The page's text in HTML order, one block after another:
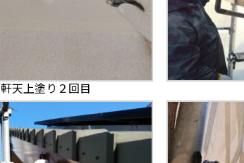
軒天上塗り２回目